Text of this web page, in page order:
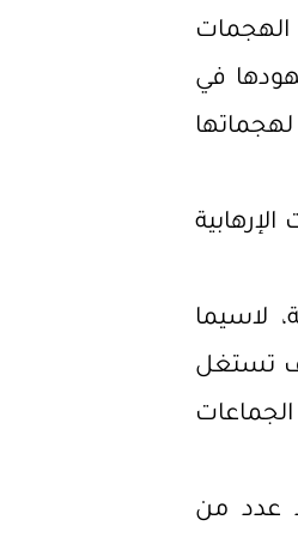
الهجمات
في
لاسيما
إيبدو. وسوف تستغل
الجماعات
عدد من